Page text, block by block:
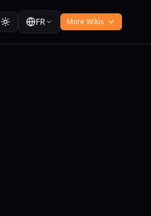
FR More Wikis